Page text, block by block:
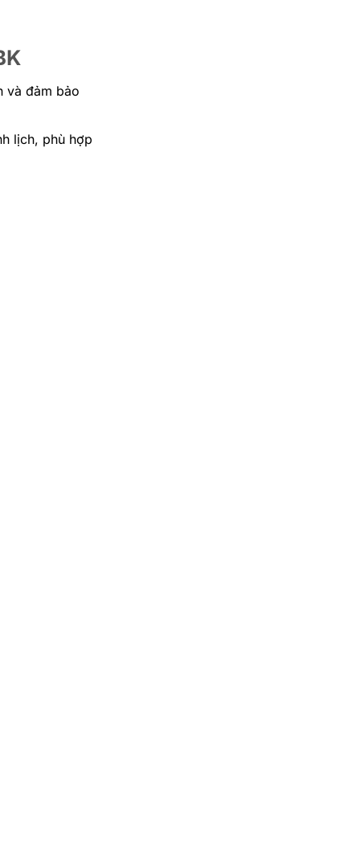
và đảm bảo
lịch, phù hợp